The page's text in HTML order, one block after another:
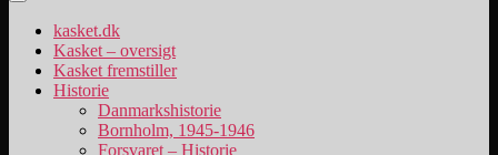
kasket.dk
Kasket – oversigt
Kasket fremstiller
Historie
Danmarkshistorie
Bornholm, 1945-1946
Forsvaret – Historie